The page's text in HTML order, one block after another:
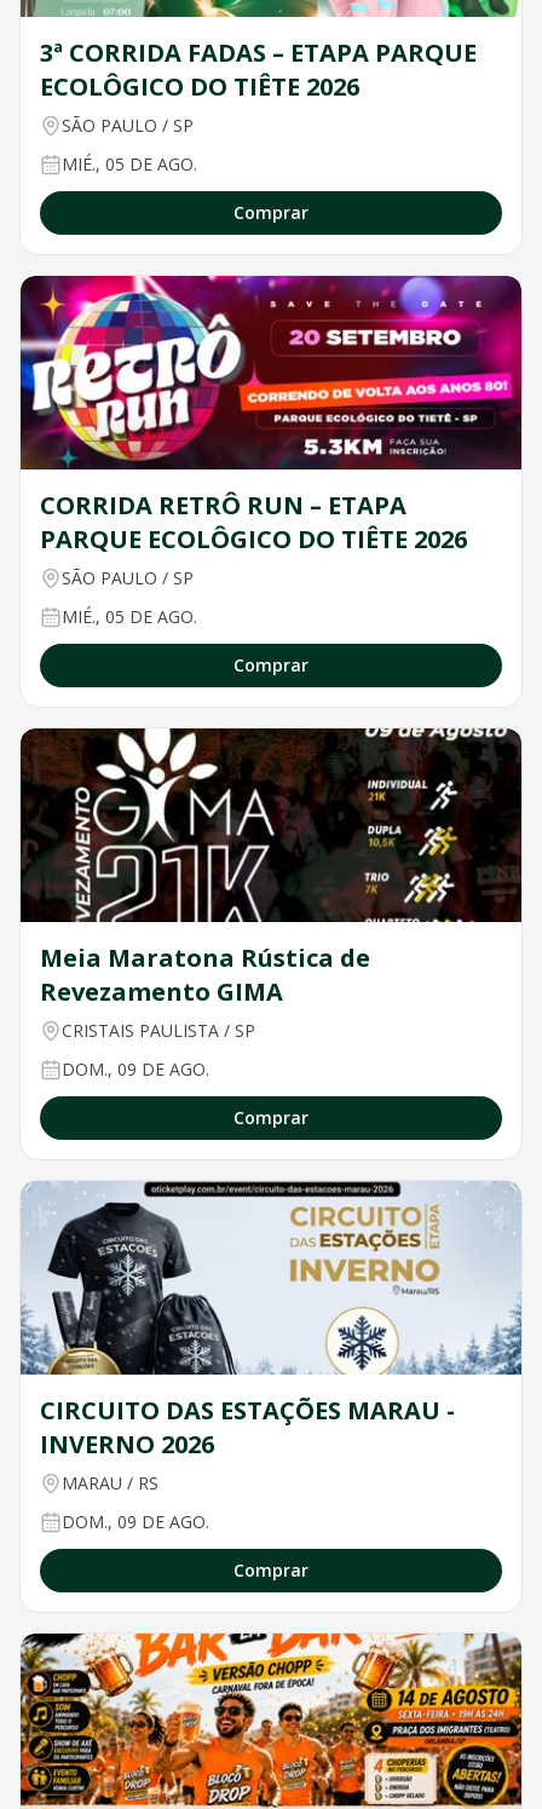
3ª CORRIDA FADAS – ETAPA PARQUE
ECOLÔGICO DO TIÊTE 2026
SÃO PAULO / SP
MIÉ., 05 DE AGO.
Comprar
CORRIDA RETRÔ RUN – ETAPA
PARQUE ECOLÔGICO DO TIÊTE 2026
SÃO PAULO / SP
MIÉ., 05 DE AGO.
Comprar
Meia Maratona Rústica de
Revezamento GIMA
CRISTAIS PAULISTA / SP
DOM., 09 DE AGO.
Comprar
CIRCUITO DAS ESTAÇÕES MARAU -
INVERNO 2026
MARAU / RS
DOM., 09 DE AGO.
Comprar